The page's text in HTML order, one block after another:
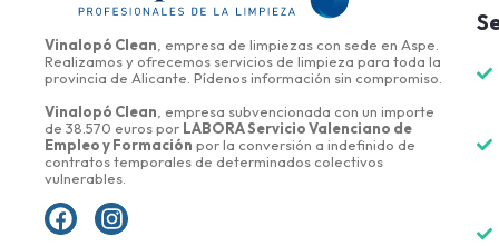
Vinalopó Clean, empresa de limpiezas con sede en Aspe.
Realizamos y ofrecemos servicios de limpieza para toda la
provincia de Alicante. Pídenos información sin compromiso.
Vinalopó Clean , empresa subvencionada con un importe
de 38.570 euros por LABORA Servicio Valenciano de
Empleo y Formación por la conversión a indefinido de
contratos temporales de determinados colectivos
vulnerables.